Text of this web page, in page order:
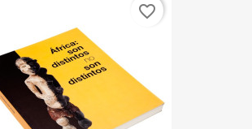
favorite_border